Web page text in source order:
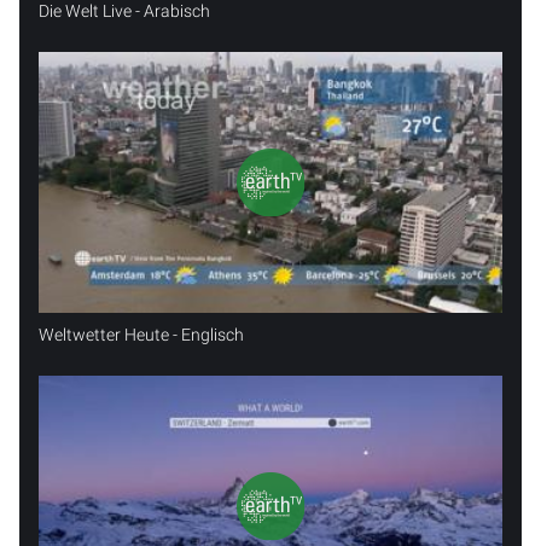
Die Welt Live - Arabisch
Weltwetter Heute - Englisch